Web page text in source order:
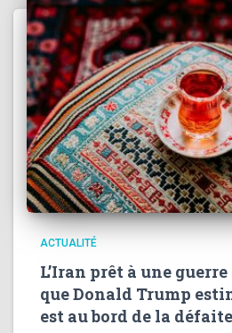
ACTUALITÉ
L’Iran prêt à une
que Donald Trump
est au bord de la défaite